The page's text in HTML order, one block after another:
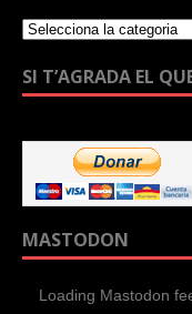
SI T’AGRADA EL
MASTODON
Loading Mastodon